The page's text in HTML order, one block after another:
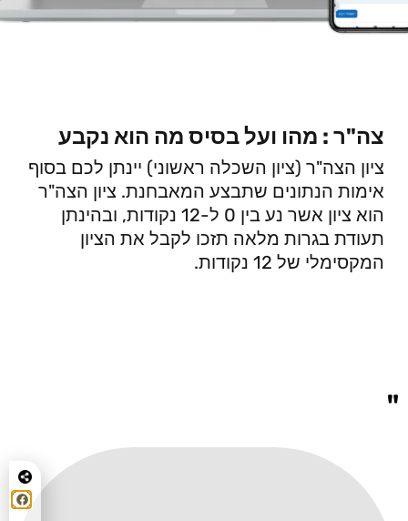
צה"ר : מהו ועל בסיס מה הוא נקבע
ציון הצה"ר (ציון השכלה ראשוני) יינתן לכם בסוף
אימות הנתונים שתבצע המאבחנת. ציון הצה"ר
הוא ציון אשר נע בין 0 ל-12 נקודות, ובהינתן
תעודת בגרות מלאה תזכו לקבל את הציון
המקסימלי של 12 נקודות.
"
"